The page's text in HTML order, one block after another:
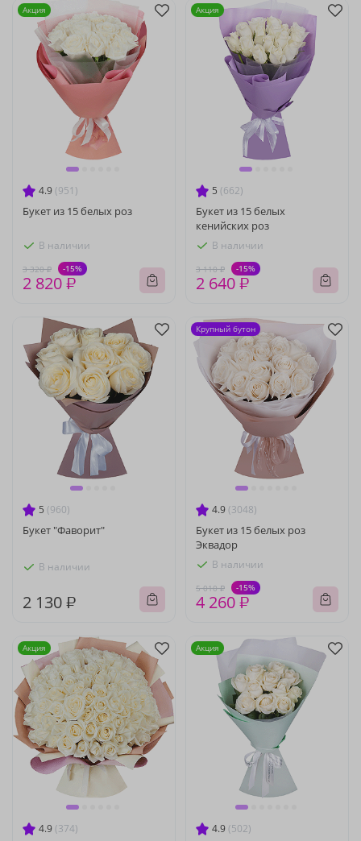
4.9 (951)
Букет из 15 белых роз
В наличии
3 320 ₽ -15%
2 820 ₽
Акция
5 (662)
Букет из 15 белых
кенийских роз
В наличии
3 110 ₽ -15%
2 640 ₽
Акция
5 (960)
Букет "Фаворит"
В наличии
2 130 ₽
4.9 (3048)
Букет из 15 белых роз
Эквадор
В наличии
5 010 ₽ -15%
4 260 ₽
Крупный бутон
4.9 (374)
Акция
4.9 (502)
Акция